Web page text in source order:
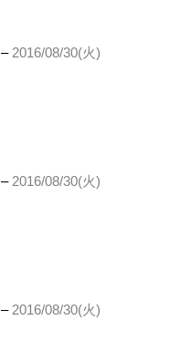
–2016/08/30(火)
–2016/08/30(火)
–2016/08/30(火)